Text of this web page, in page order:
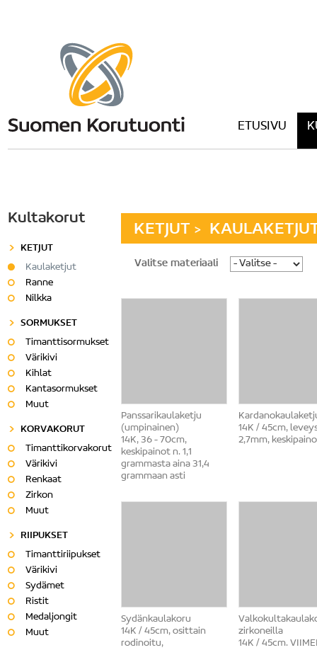
ETUSIVU
KETJUT >
Valitse materiaali
Panssarikaulaketju
(umpinainen)
14K, 36 - 70cm,
keskipainot n. 1,1
grammasta aina 31,4
grammaan asti
14K / 45cm,
2,7mm,
Sydänkaulakoru
14K / 45cm, osittain
rodinoitu,
zirkoneilla
14K / 45cm.
Kultakorut
KETJUT
Kaulaketjut
Ranne
Nilkka
SORMUKSET
Timanttisormukset
Värikivi
Kihlat
Kantasormukset
Muut
KORVAKORUT
Timanttikorvakorut
Värikivi
Renkaat
Zirkon
Muut
RIIPUKSET
Timanttiriipukset
Värikivi
Sydämet
Ristit
Medaljongit
Muut